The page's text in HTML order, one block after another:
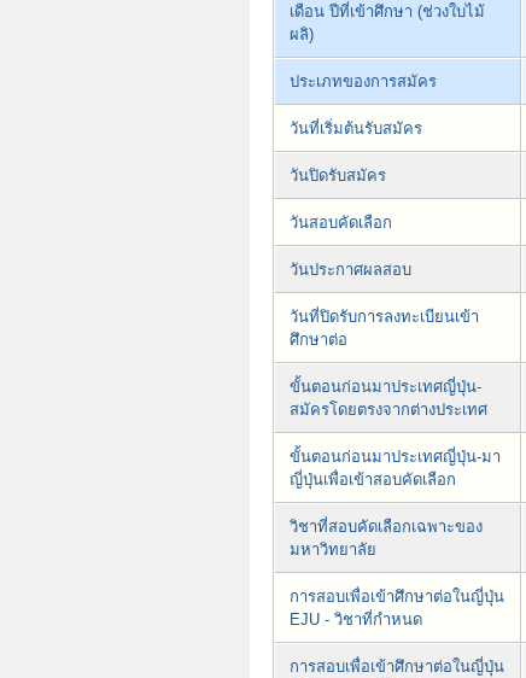
เดือน ปีที่เข้าศึกษา (ช่วงใบไม้
ผลิ)
ประเภทของการสมัคร
วันที่เริ่มต้นรับสมัคร
วันปิดรับสมัคร
วันสอบคัดเลือก
วันประกาศผลสอบ
วันที่ปิดรับการลงทะเบียนเข้า
ศึกษาต่อ
ขั้นตอนก่อนมาประเทศญี่ปุ่น-
สมัครโดยตรงจากต่างประเทศ
ขั้นตอนก่อนมาประเทศญี่ปุ่น-มา
ญี่ปุ่นเพื่อเข้าสอบคัดเลือก
วิชาที่สอบคัดเลือกเฉพาะของ
มหาวิทยาลัย
การสอบเพื่อเข้าศึกษาต่อในญี่ปุ่น
EJU - วิชาที่กำหนด
การสอบเพื่อเข้าศึกษาต่อในญี่ปุ่น